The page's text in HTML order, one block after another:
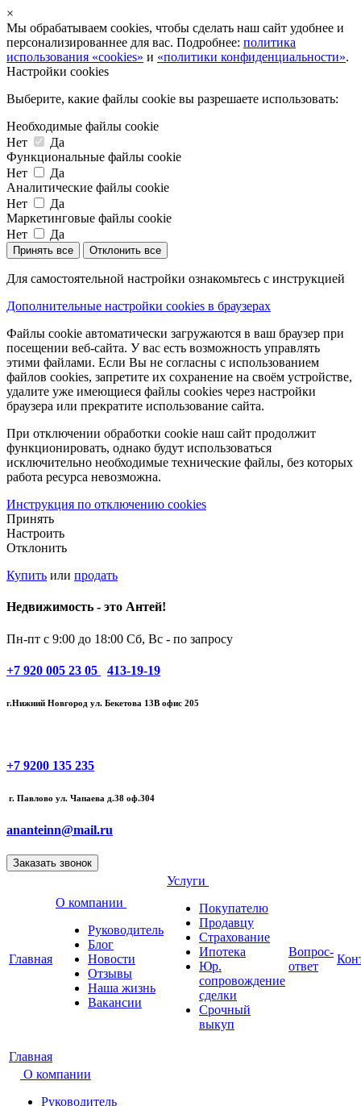
×
Мы обрабатываем cookies, чтобы сделать наш сайт удобнее и
персонализированнее для вас. Подробнее: политика
использования «cookies» и «политики конфиденциальности».
Настройки cookies
Выберите, какие файлы cookie вы разрешаете использовать:
Необходимые файлы cookie
Нет
Да
Функциональные файлы cookie
Нет
Да
Аналитические файлы cookie
Нет
Да
Маркетинговые файлы cookie
Нет
Да
Принять все Отклонить все
Для самостоятельной настройки ознакомьтесь с инструкцией
Дополнительные настройки cookies в браузерах
Файлы cookie автоматически загружаются в ваш браузер при
посещении веб-сайта. У вас есть возможность управлять
этими файлами. Если Вы не согласны с использованием
файлов cookies, запретите их сохранение на своём устройстве,
удалите уже имеющиеся файлы cookies через настройки
браузера или прекратите использование сайта.
При отключении обработки cookie наш сайт продолжит
функционировать, однако будут использоваться
исключительно необходимые технические файлы, без которых
работа ресурса невозможна.
Инструкция по отключению cookies
Принять
Настроить
Отклонить
Купить или продать
Недвижимость - это Антей!
Пн-пт с 9:00 до 18:00 Сб, Вс - по запросу
+7 920 005 23 05 413-19-19
г.Нижний Новгород ул. Бекетова 13В офис 205
+7 9200 135 235
г. Павлово ул. Чапаева д.38 оф.304
ananteinn@mail.ru
Главная
О компании
Руководитель
Блог
Новости
Отзывы
Наша жизнь
Вакансии
Услуги
Покупателю
Продавцу
Страхование
Ипотека
Юр.
сопровождение
сделки
Срочный
выкуп
Вопрос-
ответ
Главная
О компании
Руководитель